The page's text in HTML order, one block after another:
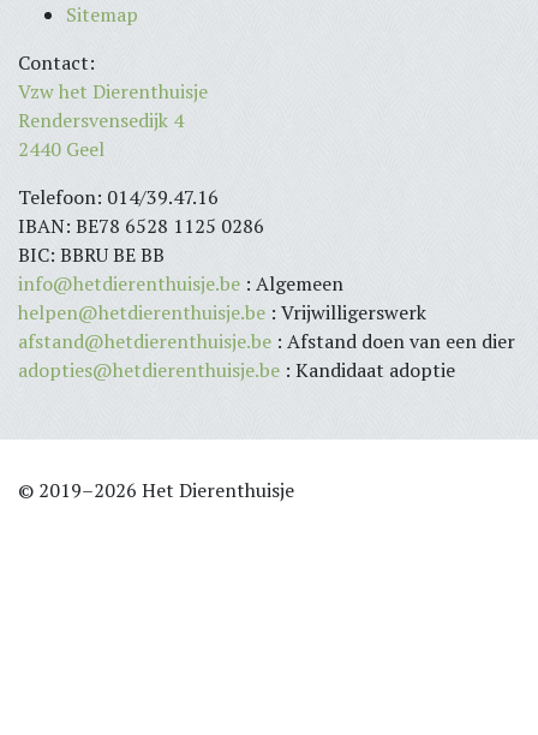
Sitemap
Contact:
Vzw het Dierenthuisje
Rendersvensedijk 4
2440 Geel
Telefoon: 014/39.47.16
IBAN: BE78 6528 1125 0286
BIC: BBRU BE BB
info@hetdierenthuisje.be : Algemeen
helpen@hetdierenthuisje.be : Vrijwilligerswerk
afstand@hetdierenthuisje.be : Afstand doen van een dier
adopties@hetdierenthuisje.be : Kandidaat adoptie
© 2019–2026 Het Dierenthuisje